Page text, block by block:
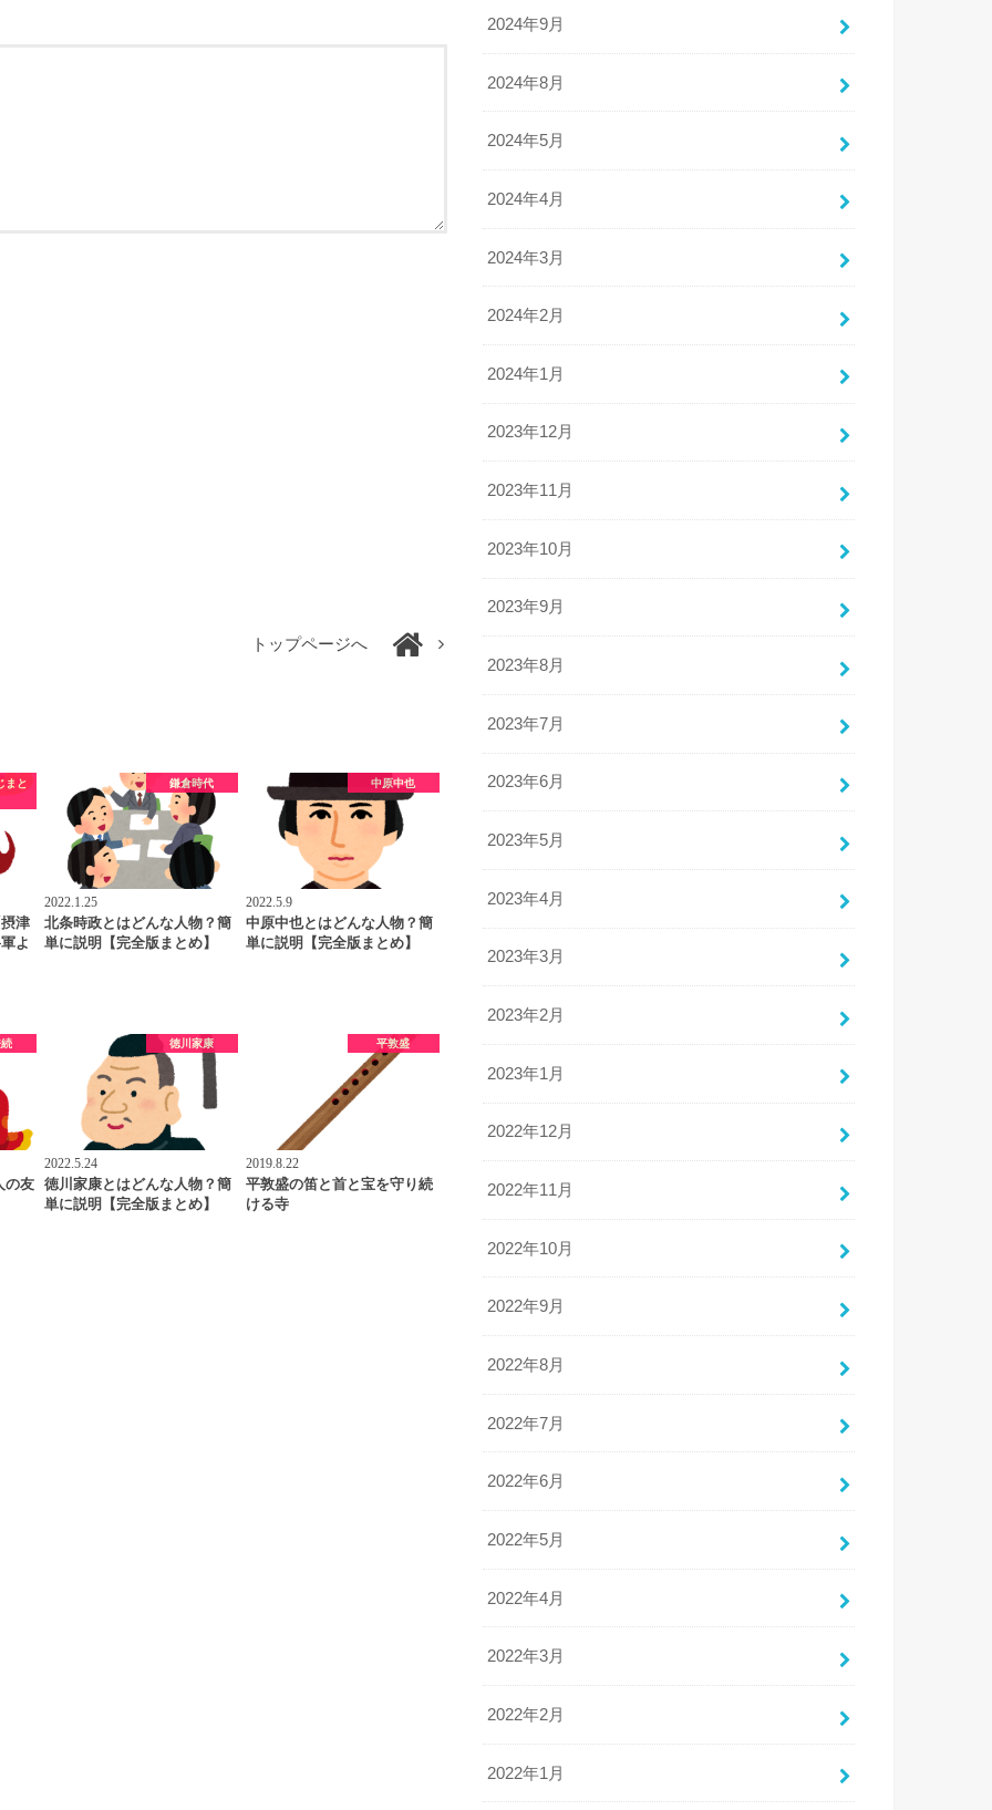
トップページへ
まと
津
よ
鎌倉時代
2022.1.25
北条時政とはどんな人物？簡
単に説明【完全版まとめ】
中原中也
2022.5.9
中原中也とはどんな人物？簡
単に説明【完全版まとめ】
の友
徳川家康
2022.5.24
徳川家康とはどんな人物？簡
単に説明【完全版まとめ】
平敦盛
2019.8.22
平敦盛の笛と首と宝を守り続
ける寺
2024年9月
2024年8月
2024年5月
2024年4月
2024年3月
2024年2月
2024年1月
2023年12月
2023年11月
2023年10月
2023年9月
2023年8月
2023年7月
2023年6月
2023年5月
2023年4月
2023年3月
2023年2月
2023年1月
2022年12月
2022年11月
2022年10月
2022年9月
2022年8月
2022年7月
2022年6月
2022年5月
2022年4月
2022年3月
2022年2月
2022年1月